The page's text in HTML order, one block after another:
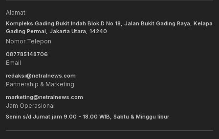
Alamat
Kompleks Gading Bukit Indah Blok D No 18, Jalan Bukit Gading Raya, Kelapa
Gading Permai, Jakarta Utara, 14240
Nomor Telepon
087785148706
Email
redaksi@netralnews.com
Partnership & Marketing
marketing@netralnews.com
Jam Operasional
Senin s/d Jumat jam 9.00 - 18.00 WIB, Sabtu & Minggu libur